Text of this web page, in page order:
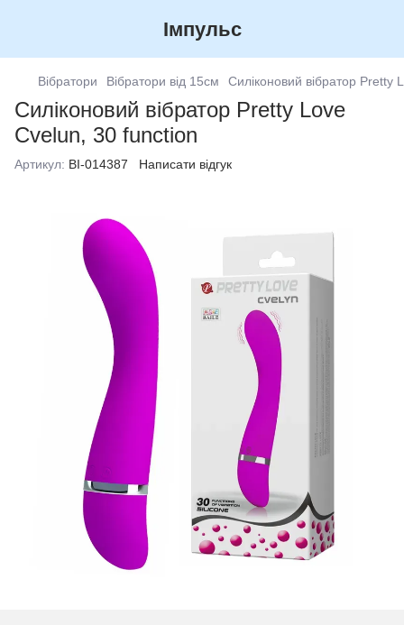
Імпульс
Вібратори Вібратори від 15см Силіконовий вібратор Pretty
Силіконовий вібратор Pretty Love
Cvelun, 30 function
Артикул: BI-014387 Написати відгук